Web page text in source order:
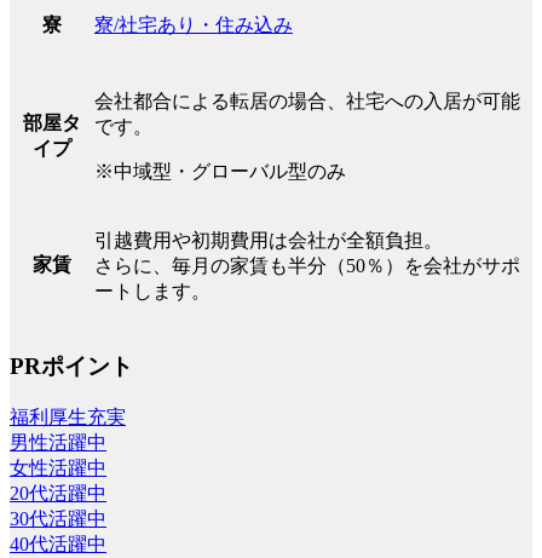
寮 寮/社宅あり・住み込み
部屋タ
イプ
会社都合による転居の場合、社宅への入居が可能
です。
※中域型・グローバル型のみ
家賃
引越費用や初期費用は会社が全額負担。
さらに、毎月の家賃も半分（50％）を会社がサポ
ートします。
PRポイント
福利厚生充実
男性活躍中
女性活躍中
20代活躍中
30代活躍中
40代活躍中